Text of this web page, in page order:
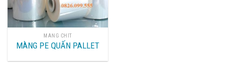
MÀNG CHÍT
MÀNG PE QUẤN PALLET